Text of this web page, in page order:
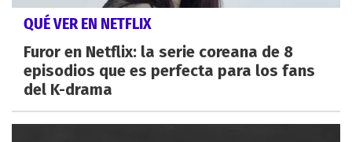
QUÉ VER EN NETFLIX
Furor en Netflix: la serie coreana de 8
episodios que es perfecta para los fans
del K-drama